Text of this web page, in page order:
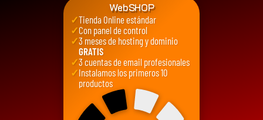
WebSHOP
✓Tienda Online estándar
✓Con panel de control
✓3 meses de hosting y dominio
GRATIS
✓3 cuentas de email profesionales
✓Instalamos los primeros 10
productos